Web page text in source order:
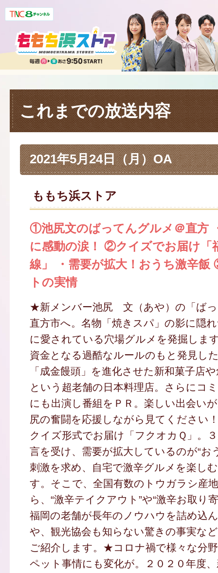
これまでの放送内容
2021年5月24日（月）OA
ももち浜ストア
①池尻文のばってんグルメ＠直方
に感動の涙！ ②クイズでお届け「
線」 ・需要が拡大！おうち激辛
トの実情
★新メンバー池尻 文（あや）の「ば
直方市へ。名物「焼きスパ」の影に隠
に愛されている穴場グルメを発掘しま
資金となる過酷なルールのもと発見し
「成金饅頭」を進化させた新和菓子店
という超老舗の日本料理店。さらにコ
にも出演し番組をＰＲ。楽しい出会い
尻の奮闘を応援しながら見てください
クイズ形式でお届け「フクオカＱ」。
言を受け、需要が拡大しているのが“お
刺激を求め、自宅で激辛グルメを楽し
す。そこで、全国有数のトウガラシ産
ら、“激辛テイクアウト”や“激辛お取り
福岡の老舗が長年のノウハウを詰め込
や、観光協会も知らない驚きの事実な
ご紹介します。★コロナ禍で様々な分
ペット事情にも変化が。２０２０年度